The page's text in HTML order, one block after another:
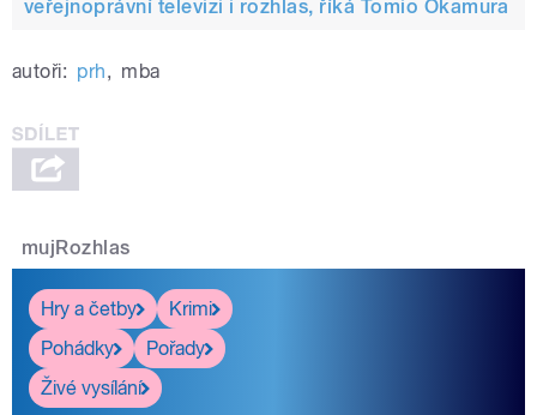
veřejnoprávní televizi i rozhlas, říká Tomio Okamura
autoři: prh, mba
mujRozhlas
Hry a četby
Krimi
Pohádky
Pořady
Živé vysílání